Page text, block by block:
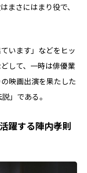
まさにはまり役で、
います」などをヒッ
して、一時は俳優業
映画出演を果たした
」である。
躍する陣内孝則